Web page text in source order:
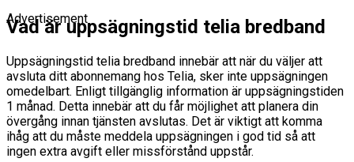
Advertisement
Vad är uppsägningstid telia bredband
Uppsägningstid telia bredband innebär att när du väljer att
avsluta ditt abonnemang hos Telia, sker inte uppsägningen
omedelbart. Enligt tillgänglig information är uppsägningstiden
1 månad. Detta innebär att du får möjlighet att planera din
övergång innan tjänsten avslutas. Det är viktigt att komma
ihåg att du måste meddela uppsägningen i god tid så att
ingen extra avgift eller missförstånd uppstår.